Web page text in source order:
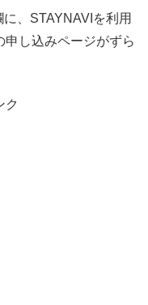
、STAYNAVIを利用
申し込みページがずら
ク